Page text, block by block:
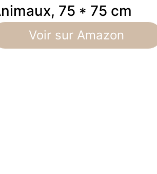
75 * 75 cm
Voir sur Amazon